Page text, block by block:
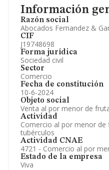
Información
Razón social
Abocados Fernandez &
CIF
J19748698
Forma jurídica
Sociedad civil
Sector
Comercio
Fecha de constitución
10-6-2024
Objeto social
Venta al por menor de
Actividad
Comercio al por menor
tubérculos
Actividad CNAE
4721 - Comercio al por
Estado de la empresa
Viva
Información oficial y